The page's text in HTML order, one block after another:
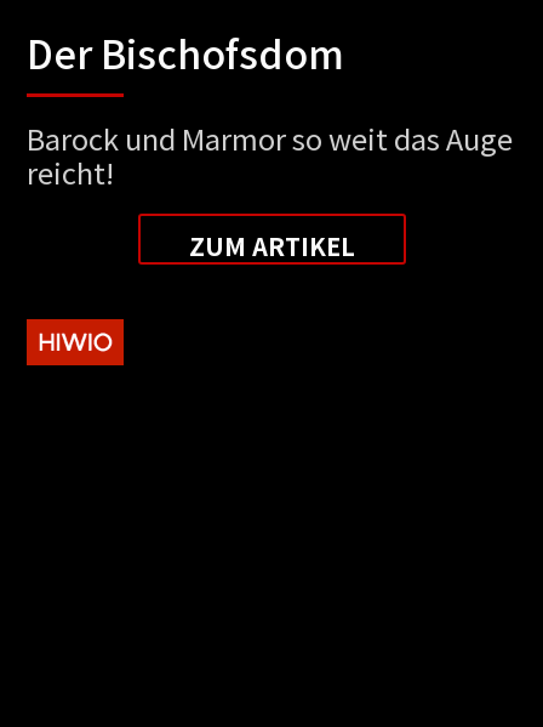
Der Bischofsdom
Barock und Marmor so weit das Auge
reicht!
ZUM ARTIKEL